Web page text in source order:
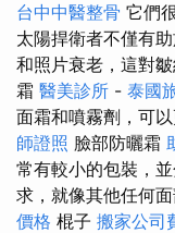
台中中醫整骨 它們
太陽捍衛者不僅有
和照片衰老，這對
霜 醫美診所 - 泰國
面霜和噴霧劑，可
師證照 臉部防曬霜
常有較小的包裝，
求，就像其他任何
價格 棍子 搬家公司